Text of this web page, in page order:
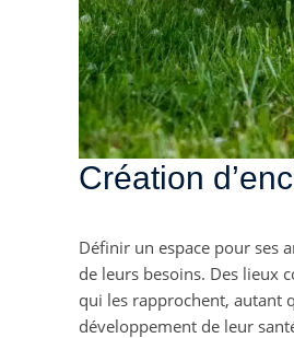
Création
Définir un espace pour ses
de leurs besoins. Des lieux
qui les rapprochent, autant
développement de leur